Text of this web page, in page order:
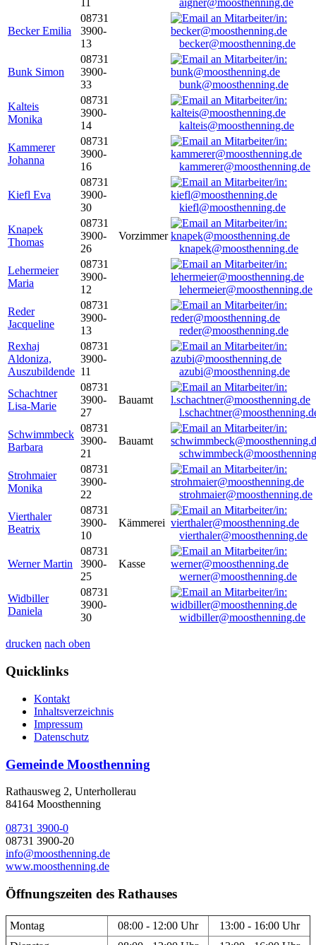
aigner@moosthenning.de
Becker Emilia
08731
3900-
13
becker@moosthenning.de
Bunk Simon
08731
3900-
33
bunk@moosthenning.de
Kalteis
Monika
08731
3900-
14
kalteis@moosthenning.de
Kammerer
Johanna
08731
3900-
16
kammerer@moosthenning.de
Kiefl Eva
08731
3900-
30
kiefl@moosthenning.de
Knapek
Thomas
08731
3900-
26
Vorzimmer
knapek@moosthenning.de
Lehermeier
Maria
08731
3900-
12
lehermeier@moosthenning.de
Reder
Jacqueline
08731
3900-
13
reder@moosthenning.de
Rexhaj
Aldoniza,
Auszubildende
08731
3900-
11
azubi@moosthenning.de
Schachtner
Lisa-Marie
08731
3900-
27
Bauamt
Schwimmbeck
Barbara
08731
3900-
21
Bauamt
Strohmaier
Monika
08731
3900-
22
strohmaier@moosthenning.de
Vierthaler
Beatrix
08731
3900-
10
Kämmerei
vierthaler@moosthenning.de
Werner Martin
08731
3900-
25
Kasse
werner@moosthenning.de
Widbiller
Daniela
08731
3900-
30
widbiller@moosthenning.de
drucken nach oben
Quicklinks
Kontakt
Inhaltsverzeichnis
Impressum
Datenschutz
Gemeinde Moosthenning
Rathausweg 2, Unterhollerau
84164 Moosthenning
08731 3900-0
08731 3900-20
info@moosthenning.de
www.moosthenning.de
Öffnungszeiten des Rathauses
Montag 08:00 - 12:00 Uhr
13:00 - 16:00 Uhr